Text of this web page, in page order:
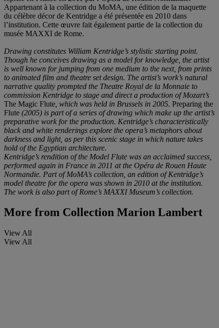
Appartenant à la collection du MoMA, une édition de la maquette
du célèbre décor de Kentridge a été présentée en 2010 dans
l’institution. Cette œuvre fait également partie de la collection du
musée MAXXI de Rome.
Drawing constitutes William Kentridge’s stylistic starting point.
Though he conceives drawing as a model for knowledge, the artist
is well known for jumping from one medium to the next, from prints
to animated film and theatre set design. The artist’s work’s natural
narrative quality prompted the Theatre Royal de la Monnaie to
commission Kentridge to stage and direct a production of Mozart’s
The Magic Flute , which was held in Brussels in 2005. Preparing the
Flute (2005) is part of a series of drawing which make up the artist’s
preparative work for the production. Kentridge’s characteristically
black and white renderings explore the opera’s metaphors about
darkness and light, as per this scenic stage in which nature takes
hold of the Egyptian architecture.
Kentridge’s rendition of the Model Flute was an acclaimed success,
performed again in France in 2011 at the Opéra de Rouen Haute
Normandie. Part of MoMA’s collection, an edition of Kentridge’s
model theatre for the opera was shown in 2010 at the institution.
The work is also part of Rome’s MAXXI Museum’s collection.
More from Collection Marion Lambert
View All
View All